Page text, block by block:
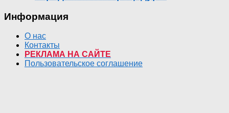
Информация
О нас
Контакты
РЕКЛАМА НА САЙТЕ
Пользовательское соглашение